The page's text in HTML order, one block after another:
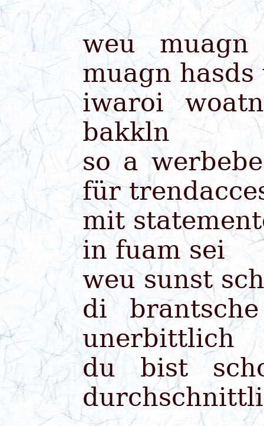
weu muagn
muagn
iwaroi
bakkln
so a
für
mit
in fuam sei
weu sunst
di
unerbittlich
du bist